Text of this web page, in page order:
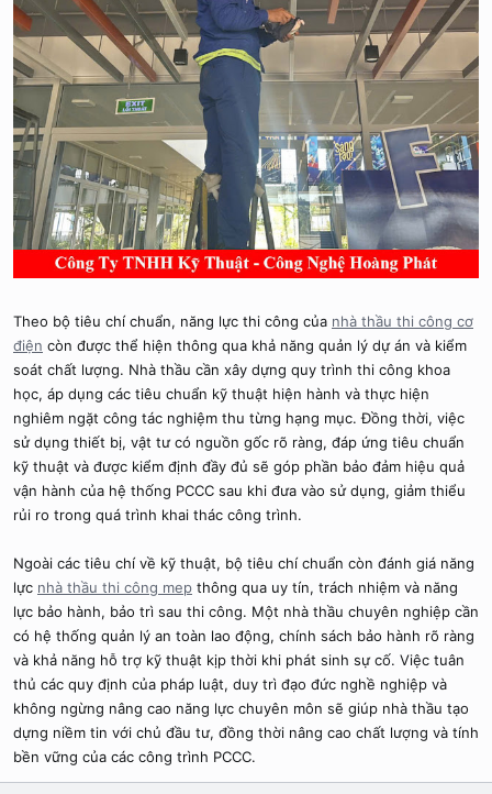
Theo bộ tiêu chí chuẩn, năng lực thi công của nhà thầu thi công cơ
điện còn được thể hiện thông qua khả năng quản lý dự án và kiểm
soát chất lượng. Nhà thầu cần xây dựng quy trình thi công khoa
học, áp dụng các tiêu chuẩn kỹ thuật hiện hành và thực hiện
nghiêm ngặt công tác nghiệm thu từng hạng mục. Đồng thời, việc
sử dụng thiết bị, vật tư có nguồn gốc rõ ràng, đáp ứng tiêu chuẩn
kỹ thuật và được kiểm định đầy đủ sẽ góp phần bảo đảm hiệu quả
vận hành của hệ thống PCCC sau khi đưa vào sử dụng, giảm thiểu
rủi ro trong quá trình khai thác công trình.
Ngoài các tiêu chí về kỹ thuật, bộ tiêu chí chuẩn còn đánh giá năng
lực nhà thầu thi công mep thông qua uy tín, trách nhiệm và năng
lực bảo hành, bảo trì sau thi công. Một nhà thầu chuyên nghiệp cần
có hệ thống quản lý an toàn lao động, chính sách bảo hành rõ ràng
và khả năng hỗ trợ kỹ thuật kịp thời khi phát sinh sự cố. Việc tuân
thủ các quy định của pháp luật, duy trì đạo đức nghề nghiệp và
không ngừng nâng cao năng lực chuyên môn sẽ giúp nhà thầu tạo
dựng niềm tin với chủ đầu tư, đồng thời nâng cao chất lượng và tính
bền vững của các công trình PCCC.